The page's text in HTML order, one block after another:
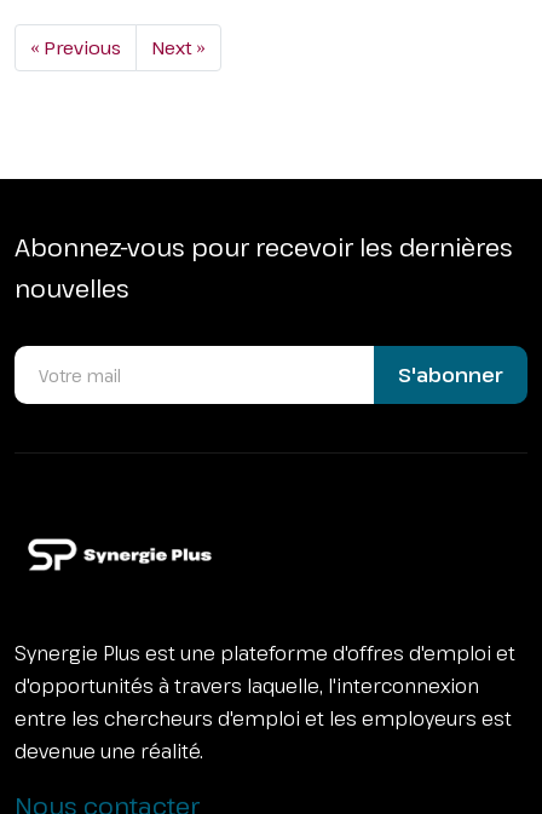
« Previous Next »
Abonnez-vous pour recevoir les dernières
nouvelles
S'abonner
Synergie Plus est une plateforme d'offres d'emploi et
d'opportunités à travers laquelle, l'interconnexion
entre les chercheurs d'emploi et les employeurs est
devenue une réalité.
Nous contacter